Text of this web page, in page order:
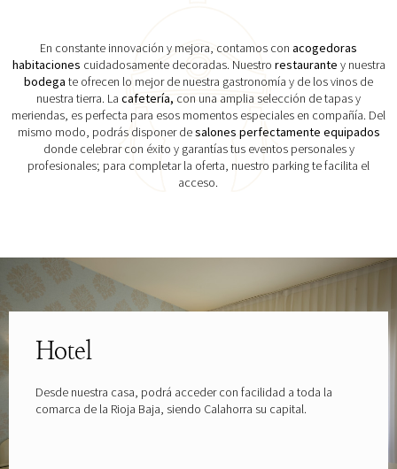
En constante innovación y mejora, contamos con acogedoras
habitaciones cuidadosamente decoradas. Nuestro restaurante y nuestra
bodega te ofrecen lo mejor de nuestra gastronomía y de los vinos de
nuestra tierra. La cafetería, con una amplia selección de tapas y
meriendas, es perfecta para esos momentos especiales en compañía. Del
mismo modo, podrás disponer desalones perfectamente equipados
donde celebrar con éxito y garantías tus eventos personales y
profesionales; para completar la oferta, nuestro parking te facilita el
acceso.
Hotel
Desde nuestra casa, podrá acceder con facilidad a toda la
comarca de la Rioja Baja, siendo Calahorra su capital.